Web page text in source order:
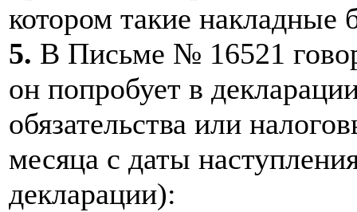
котором такие
5. В Письме № 16521
он попробует в
обязательства или
месяца с даты
декларации):